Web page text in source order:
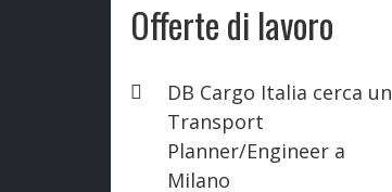
Offerte di lavoro
DB Cargo Italia cerca un
Transport
Planner/Engineer a
Milano